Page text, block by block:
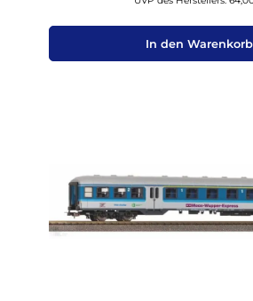
In den Warenkorb